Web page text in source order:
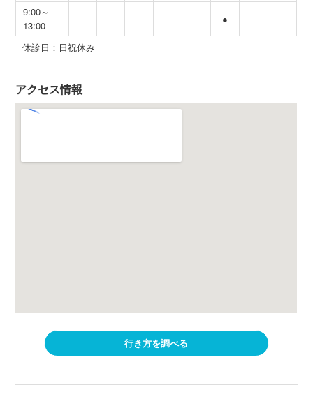
9:00～
13:00
― ― ― ― ― ● ― ―
休診日：日祝休み
アクセス情報
行き方を調べる